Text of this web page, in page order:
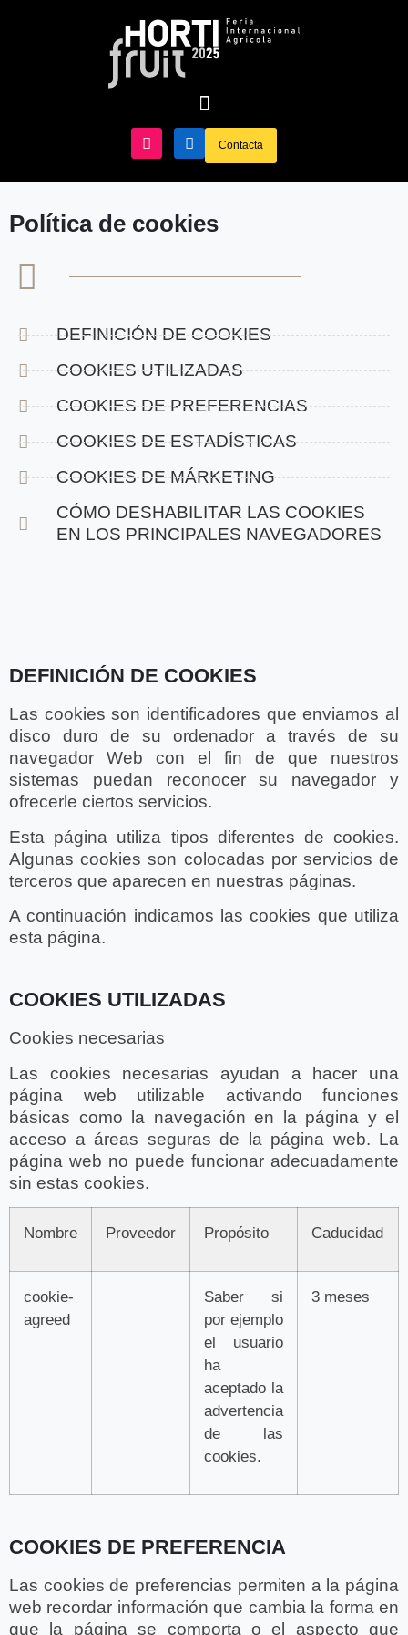
Contacta
Política de cookies
DEFINICIÓN DE COOKIES
COOKIES UTILIZADAS
COOKIES DE PREFERENCIAS
COOKIES DE ESTADÍSTICAS
COOKIES DE MÁRKETING
CÓMO DESHABILITAR LAS COOKIES
EN LOS PRINCIPALES NAVEGADORES
DEFINICIÓN DE COOKIES
Las cookies son identificadores que enviamos al
disco duro de su ordenador a través de su
navegador Web con el fin de que nuestros
sistemas puedan reconocer su navegador y
ofrecerle ciertos servicios.
Esta página utiliza tipos diferentes de cookies.
Algunas cookies son colocadas por servicios de
terceros que aparecen en nuestras páginas.
A continuación indicamos las cookies que utiliza
esta página.
COOKIES UTILIZADAS
Cookies necesarias
Las cookies necesarias ayudan a hacer una
página web utilizable activando funciones
básicas como la navegación en la página y el
acceso a áreas seguras de la página web. La
página web no puede funcionar adecuadamente
sin estas cookies.
Nombre Proveedor Propósito Caducidad
cookie-
agreed
Saber si
por ejemplo
el usuario
ha
aceptado la
advertencia
de las
cookies.
3 meses
COOKIES DE PREFERENCIA
Las cookies de preferencias permiten a la página
web recordar información que cambia la forma en
que la página se comporta o el aspecto que